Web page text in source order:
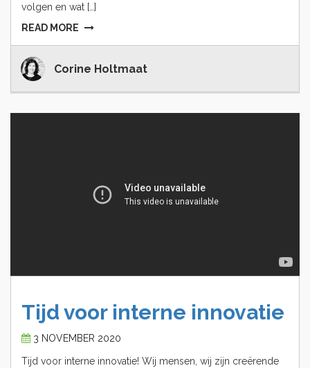
volgen en wat […]
READ MORE
Corine Holtmaat
Tijd voor interne innovatie
3 NOVEMBER 2020
Tijd voor interne innovatie! Wij mensen, wij zijn creërende